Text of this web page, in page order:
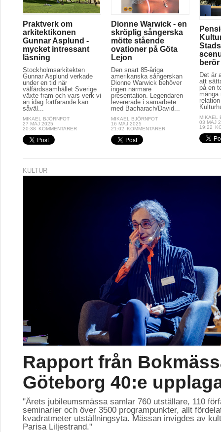
Praktverk om
arkitektikonen
Gunnar Asplund -
mycket intressant
läsning
Stockholmsarkitekten
Gunnar Asplund verkade
under en tid när
välfärdssamhället Sverige
växte fram och vars verk vi
än idag fortfarande kan
såväl...
MIKAEL BJÖRNFOT
27 MAJ 2025
20:38
KOMMENTARER
Dionne Warwick - en
skröplig sångerska
mötte stående
ovationer på Göta
Lejon
Den snart 85-åriga
amerikanska sångerskan
Dionne Warwick behöver
ingen närmare
presentation. Legendaren
levererade i samarbete
med Bacharach/David...
MIKAEL BJÖRNFOT
16 MAJ 2025
21:02
KOMMENTARER
berör
Det är
att
på en
många
MIKAEL
03 MAJ
19:22
KULTUR
Rapport från
Göteborg 40:e
"Årets jubileumsmässa samlar 760 utställare, 110
seminarier och över 3500 programpunkter, allt
kvadratmeter utställningsyta. Mässan invigdes av
Parisa Liljestrand."